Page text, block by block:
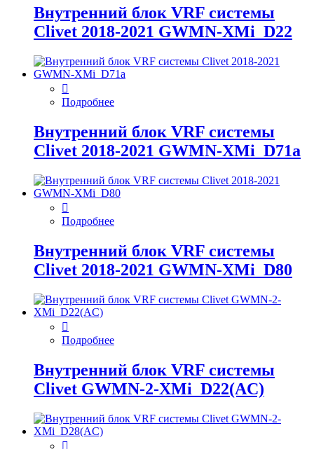
Внутренний блок VRF системы
Clivet 2018-2021 GWMN-XMi_D22
Подробнее
Внутренний блок VRF системы
Clivet 2018-2021 GWMN-XMi_D71а
Подробнее
Внутренний блок VRF системы
Clivet 2018-2021 GWMN-XMi_D80
Подробнее
Внутренний блок VRF системы
Clivet GWMN-2-XMi_D22(AC)